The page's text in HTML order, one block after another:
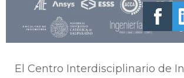
El Centro Interdisciplinario de